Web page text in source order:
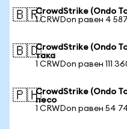
🇧🇷CrowdStrike (Ondo
1 CRWDon равен 4
🇧🇩CrowdStrike (Ondo
така
1 CRWDon равен 111
🇵🇭CrowdStrike (Ondo
песо
1 CRWDon равен 54